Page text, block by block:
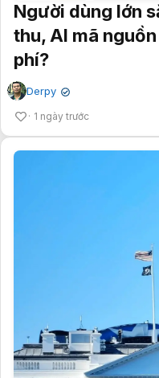
Người dùng lớn
thu, AI mã
phí?
Derpy ✔
1 ngày trước